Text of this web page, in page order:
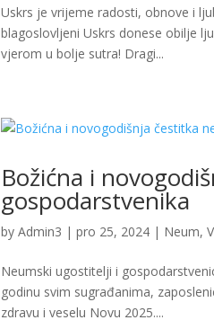
Uskrs je vrijeme radosti, obnove i
blagoslovljeni Uskrs donese obilje
vjerom u bolje sutra! Dragi...
Božićna i
gospodarstvenika
byAdmin3 |pro 25, 2024 | Neum,
Neumski ugostitelji i
godinu svim sugrađanima,
zdravu i veselu Novu 2025....